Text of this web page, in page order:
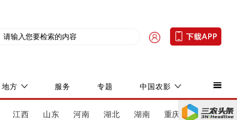
地方 服务 专题 中国农影
江西 山东 河南 湖北 湖南 重庆 四川